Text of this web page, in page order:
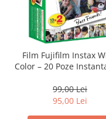
negative 35mm color
negative late 120mm
negative late 120mm
Scanere Film
Film Fujifilm Instax
Color – 20 Poze
Vibrante
99,00 Lei
95,00 Lei